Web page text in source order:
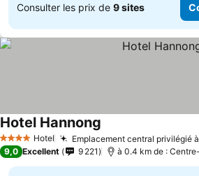
Consulter les prix de 9 sites
4 Étoiles Hotel Emplacement central privilégié
Hotel Hannong
9,0 Excellent 9 221 à 0.4 km de :